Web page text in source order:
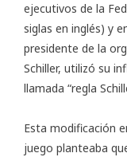
ejecutivos de la
siglas en inglés) y
presidente de la
Schiller, utilizó su
llamada “regla
Esta modificación
juego planteaba